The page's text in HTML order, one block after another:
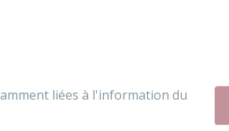
liées à l'information du